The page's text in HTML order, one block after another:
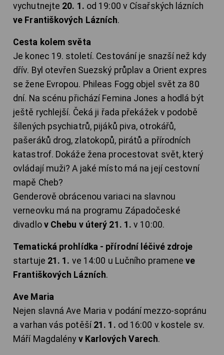
vychutnejte 20. 1. od 19:00 v Císařských lázních
ve Františkových Lázních.
Cesta kolem světa
Je konec 19. století. Cestování je snazší než kdy
dřív. Byl otevřen Suezský průplav a Orient expres
se žene Evropou. Phileas Fogg objel svět za 80
dní. Na scénu přichází Femina Jones a hodlá být
ještě rychlejší. Čeká ji řada překážek v podobě
šílených psychiatrů, pijáků piva, otrokářů,
pašeráků drog, zlatokopů, pirátů a přírodních
katastrof. Dokáže žena procestovat svět, který
ovládají muži? A jaké místo má na její cestovní
mapě Cheb?
Genderově obrácenou variaci na slavnou
verneovku má na programu Západočeské
divadlo v Chebu v úterý 21. 1.v 10:00.
Tematická prohlídka - přírodní léčivé zdroje
startuje 21. 1. ve 14:00 u Lučního pramene ve
Františkových Lázních.
Ave Maria
Nejen slavná Ave Maria v podání mezzo-sopránu
a varhan vás potěší 21. 1. od 16:00 v kostele sv.
Máří Magdalény v Karlových Varech.